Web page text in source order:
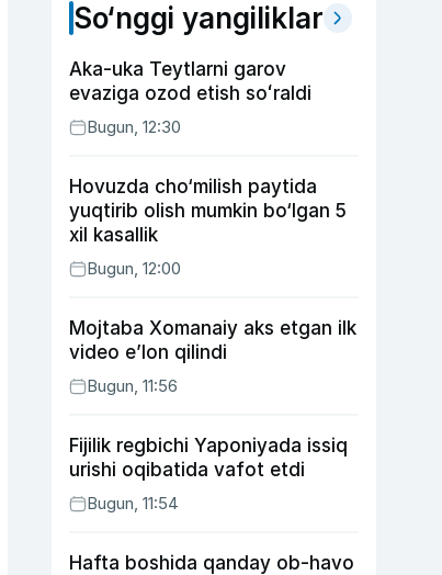
So‘nggi yangiliklar
Aka-uka Teytlarni garov
evaziga ozod etish soʻraldi
Bugun, 12:30
Hovuzda cho‘milish paytida
yuqtirib olish mumkin bo‘lgan 5
xil kasallik
Bugun, 12:00
Mojtaba Xomanaiy aks etgan ilk
video e’lon qilindi
Bugun, 11:56
Fijilik regbichi Yaponiyada issiq
urishi oqibatida vafot etdi
Bugun, 11:54
Hafta boshida qanday ob-havo